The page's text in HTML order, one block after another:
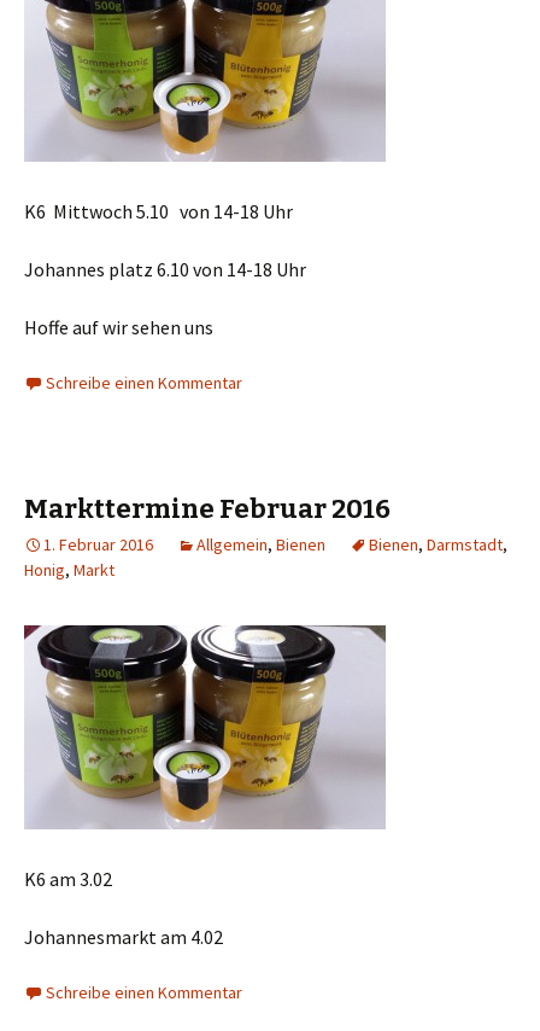
K6 Mittwoch 5.10 von 14-18 Uhr
Johannes platz 6.10 von 14-18 Uhr
Hoffe auf wir sehen uns
Schreibe einen Kommentar
Markttermine Februar 2016
1. Februar 2016 Allgemein, Bienen Bienen, Darmstadt,
Honig, Markt
K6 am 3.02
Johannesmarkt am 4.02
Schreibe einen Kommentar